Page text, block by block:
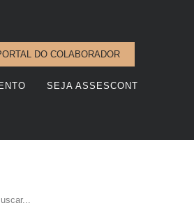
DO COLABORADOR
SEJA ASSESCONT